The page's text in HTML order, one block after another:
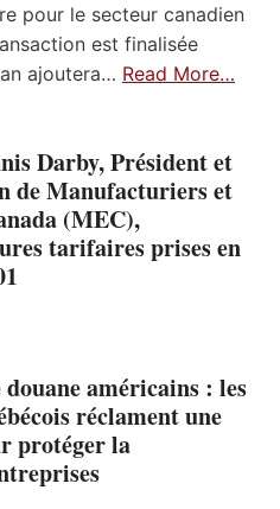
pour le secteur canadien
est finalisée
ajoutera… Read More…
Darby, Président et
de Manufacturiers et
(MEC),
tarifaires prises en
américains : les
réclament une
protéger la